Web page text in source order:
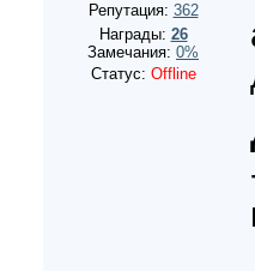
Репутация: 362
Награды: 26
Замечания: 0%
Статус: Offline